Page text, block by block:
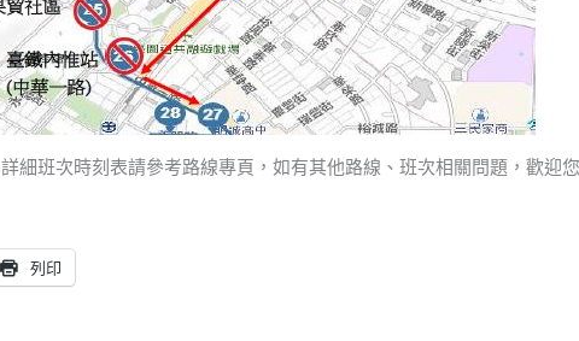
詳細班次時刻表請參考路線專頁，如有其他路線、班次相關問題，歡迎
列印